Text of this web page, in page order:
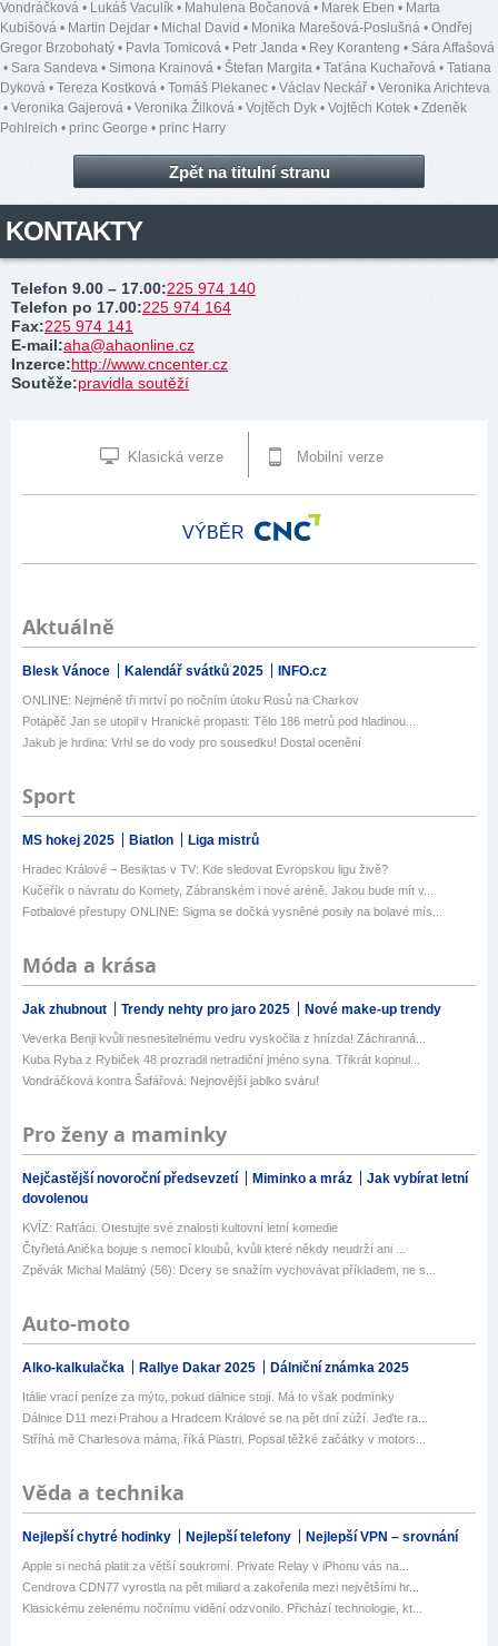
Vondráčková • Lukáš Vaculík • Mahulena Bočanová • Marek Eben • Marta
Kubišová • Martin Dejdar • Michal David • Monika Marešová-Poslušná • Ondřej
Gregor Brzobohatý • Pavla Tomicová • Petr Janda • Rey Koranteng • Sára Affašová
• Sara Sandeva • Simona Krainová • Štefan Margita • Taťána Kuchařová • Tatiana
Dyková • Tereza Kostková • Tomáš Plekanec • Václav Neckář • Veronika Arichteva
• Veronika Gajerová • Veronika Žilková • Vojtěch Dyk • Vojtěch Kotek • Zdeněk
Pohlreich • princ George • princ Harry
Zpět na titulní stranu
KONTAKTY
Telefon 9.00 – 17.00:225 974 140
Telefon po 17.00:225 974 164
Fax:225 974 141
E-mail:aha@ahaonline.cz
Inzerce:http://www.cncenter.cz
Soutěže:pravidla soutěží
Klasická verze Mobilní verze
VÝBĚR
Aktuálně
Blesk Vánoce Kalendář svátků 2025 INFO.cz
ONLINE: Nejméně tři mrtví po nočním útoku Rusů na Charkov
Potápěč Jan se utopil v Hranické propasti: Tělo 186 metrů pod hladinou...
Jakub je hrdina: Vrhl se do vody pro sousedku! Dostal ocenění
Sport
MS hokej 2025 Biatlon Liga mistrů
Hradec Králové – Besiktas v TV: Kde sledovat Evropskou ligu živě?
Kučeřík o návratu do Komety, Zábranském i nové aréně. Jakou bude mít v...
Fotbalové přestupy ONLINE: Sigma se dočká vysněné posily na bolavé mís...
Móda a krása
Jak zhubnout Trendy nehty pro jaro 2025 Nové make-up trendy
Veverka Benji kvůli nesnesitelnému vedru vyskočila z hnízda! Záchranná...
Kuba Ryba z Rybiček 48 prozradil netradiční jméno syna. Třikrát kopnul...
Vondráčková kontra Šafářová: Nejnovější jablko sváru!
Pro ženy a maminky
Nejčastější novoroční předsevzetí Miminko a mráz
Jak vybírat letní
dovolenou
KVÍZ: Rafťáci. Otestujte své znalosti kultovní letní komedie
Čtyřletá Anička bojuje s nemocí kloubů, kvůli které někdy neudrží ani ...
Zpěvák Michal Malátný (56): Dcery se snažím vychovávat příkladem, ne s...
Auto-moto
Alko-kalkulačka Rallye Dakar 2025 Dálniční známka 2025
Itálie vrací peníze za mýto, pokud dálnice stojí. Má to však podmínky
Dálnice D11 mezi Prahou a Hradcem Králové se na pět dní zúží. Jeďte ra...
Stříhá mě Charlesova máma, říká Piastri. Popsal těžké začátky v motors...
Věda a technika
Nejlepší chytré hodinky Nejlepší telefony Nejlepší VPN – srovnání
Apple si nechá platit za větší soukromí. Private Relay v iPhonu vás na...
Cendrova CDN77 vyrostla na pět miliard a zakořenila mezi největšími hr...
Klasickému zelenému nočnímu vidění odzvonilo. Přichází technologie, kt...